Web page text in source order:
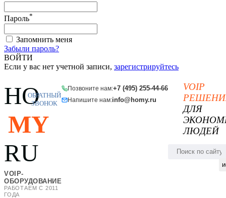
Пароль*
Запомнить меня
Забыли пароль?
ВОЙТИ
Если у вас нет учетной записи, зарегистрируйтесь
HO
MY
RU
VOIP-
ОБОРУДОВАНИЕ
РАБОТАЕМ С 2011
ГОДА
Позвоните нам:+7 (495) 255-44-66
Напишите нам:info@homy.ru
ОБРАТНЫЙ
ЗВОНОК
VOIP
ДЛЯ
ЛЮДЕЙ